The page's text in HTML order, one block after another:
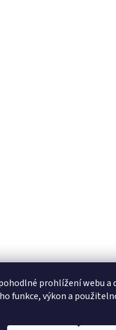
prohlížení webu a
funkce, výkon a